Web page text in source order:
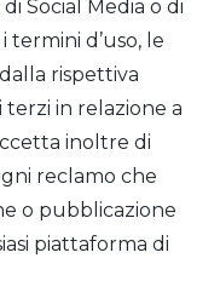
Social Media o di
d’uso, le
rispettiva
terzi in relazione a
inoltre di
reclamo che
o pubblicazione
piattaforma di